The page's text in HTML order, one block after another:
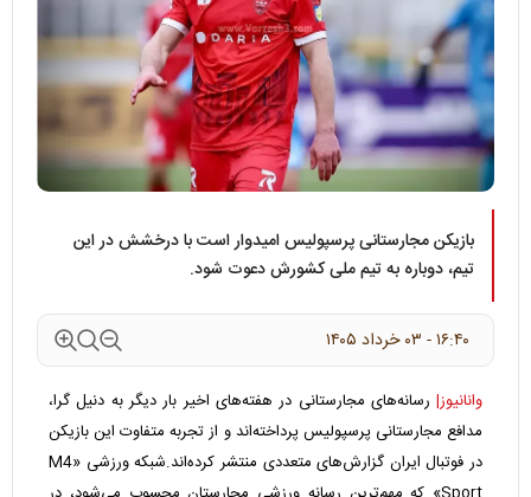
بازیکن مجارستانی پرسپولیس امیدوار است با درخشش در این
تیم، دوباره به تیم ملی کشورش دعوت شود.
۱۶:۴۰ - ۰۳ خرداد ۱۴۰۵
وانانیوز| رسانه‌های مجارستانی در هفته‌های اخیر بار دیگر به دنیل گرا،
مدافع مجارستانی پرسپولیس پرداخته‌اند و از تجربه متفاوت این بازیکن
در فوتبال ایران گزارش‌های متعددی منتشر کرده‌اند.
شبکه ورزشی «M4